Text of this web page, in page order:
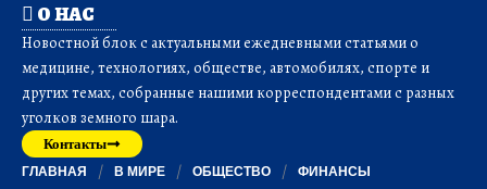
О НАС
Новостной блок с актуальными ежедневными статьями о
медицине, технологиях, обществе, автомобилях, спорте и
других темах, собранные нашими корреспондентами с разных
уголков земного шара.
Контакты
ГЛАВНАЯ В МИРЕ ОБЩЕСТВО ФИНАНСЫ